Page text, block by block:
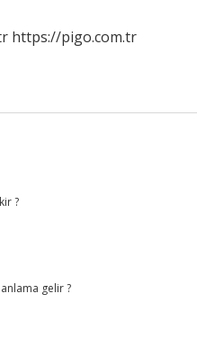
https://pigo.com.tr
?
gelir ?